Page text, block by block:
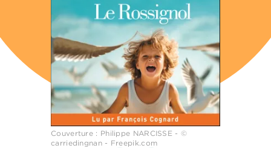
Couverture : Philippe NARCISSE - ©
carriedingnan - Freepik.com